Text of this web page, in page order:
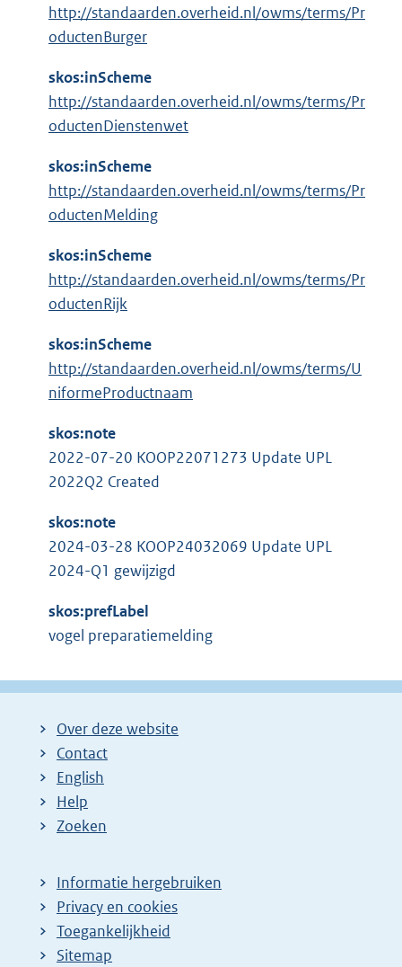
http://standaarden.overheid.nl/owms/terms/Pr
oductenBurger
skos:inScheme
http://standaarden.overheid.nl/owms/terms/Pr
oductenDienstenwet
skos:inScheme
http://standaarden.overheid.nl/owms/terms/Pr
oductenMelding
skos:inScheme
http://standaarden.overheid.nl/owms/terms/Pr
oductenRijk
skos:inScheme
http://standaarden.overheid.nl/owms/terms/U
niformeProductnaam
skos:note
2022-07-20 KOOP22071273 Update UPL
2022Q2 Created
skos:note
2024-03-28 KOOP24032069 Update UPL
2024-Q1 gewijzigd
skos:prefLabel
vogel preparatiemelding
Over deze website
Contact
English
Help
Zoeken
Informatie hergebruiken
Privacy en cookies
Toegankelijkheid
Sitemap